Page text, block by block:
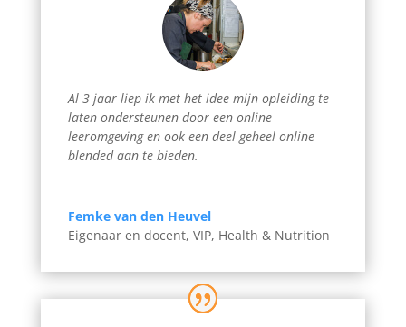
Al 3 jaar liep ik met het idee mijn opleiding te
laten ondersteunen door een online
leeromgeving en ook een deel geheel online
blended aan te bieden.
Femke van den Heuvel
Eigenaar en docent, VIP, Health & Nutrition